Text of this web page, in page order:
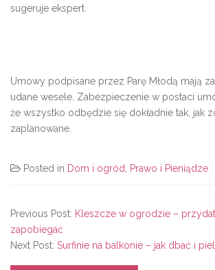
sugeruje ekspert.
Umowy podpisane przez Parę Młodą mają
udane wesele. Zabezpieczenie w postaci
że wszystko odbędzie się dokładnie tak, jak
zaplanowane.
Posted in Dom i ogród Prawo i Pieniądze
Previous Post: Kleszcze w ogrodzie –
zapobiegać
Next Post: Surfinie na balkonie – jak dbać i